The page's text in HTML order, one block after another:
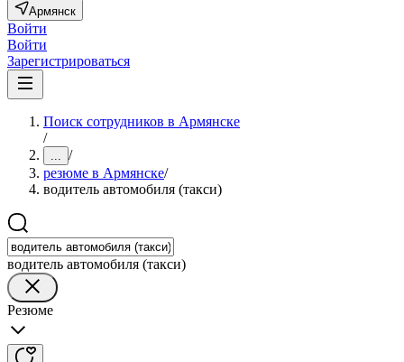
Армянск
Войти
Войти
Зарегистрироваться
Поиск сотрудников в Армянске
/
... /
резюме в Армянске/
водитель автомобиля (такси)
водитель автомобиля (такси)
Резюме